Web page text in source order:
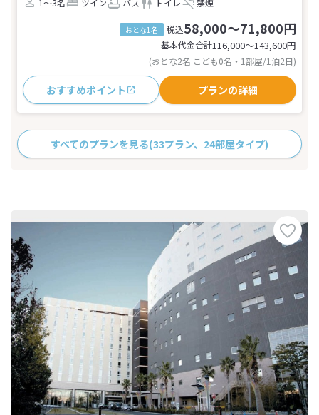
おとな1名 税込58,000～71,800円
基本代金合計116,000〜143,600円
(おとな2名 こども0名・1部屋/1泊2日)
おすすめポイント プランの詳細
すべてのプランを見る(33プラン、24部屋タイプ)